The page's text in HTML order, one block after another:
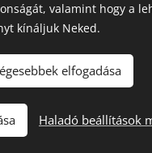
Webnode
valamint hogy a
kínáljuk Neked.
elfogadása
Haladó beállítások